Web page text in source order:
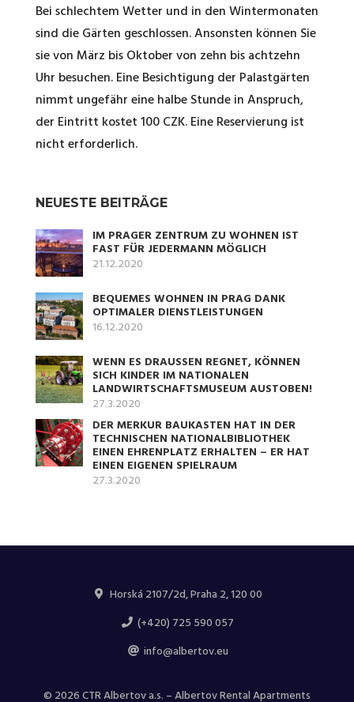
Bei schlechtem Wetter und in den Wintermonaten
sind die Gärten geschlossen. Ansonsten können Sie
sie von März bis Oktober von zehn bis achtzehn
Uhr besuchen. Eine Besichtigung der Palastgärten
nimmt ungefähr eine halbe Stunde in Anspruch,
der Eintritt kostet 100 CZK. Eine Reservierung ist
nicht erforderlich.
NEUESTE BEITRÄGE
IM PRAGER ZENTRUM ZU WOHNEN IST
FAST FÜR JEDERMANN MÖGLICH
21.12.2020
BEQUEMES WOHNEN IN PRAG DANK
OPTIMALER DIENSTLEISTUNGEN
16.12.2020
WENN ES DRAUSSEN REGNET, KÖNNEN S
ICH KINDER IM NATIONALEN L
ANDWIRTSCHAFTSMUSEUM AUSTOBEN!
27.3.2020
DER MERKUR BAUKASTEN HAT IN DER
TECHNISCHEN NATIONALBIBLIOTHEK
EINEN EHRENPLATZ ERHALTEN – ER HAT
EINEN EIGENEN SPIELRAUM
27.3.2020
Horská 2107/2d, Praha 2, 120 00
(+420) 725 590 057
info@albertov.eu
© 2026 CTR Albertov a.s. – Albertov Rental Apartments